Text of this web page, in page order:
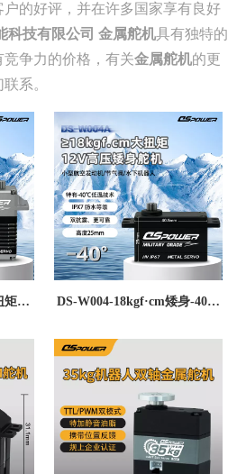
户的好评，并在许多国家享有良好
科技有限公司 金属舵机具有独特的
争力的价格，有关金属舵机的更
系。
矩无
DS-W004-18kgf·cm矮身-40℃